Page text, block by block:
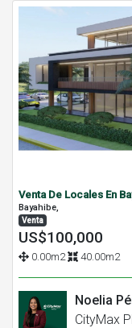
Venta De Locales En
Bayahibe,
Venta
US$100,000
0.00m2 40.00m2
Noelia
CityMax